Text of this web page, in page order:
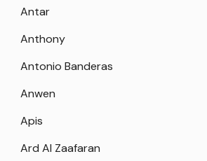
Antar
Anthony
Antonio Banderas
Anwen
Apis
Ard Al Zaafaran